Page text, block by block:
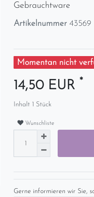
Gebrauchtware
Artikelnummer 43569
Momentan nicht
14,50 EUR *
Inhalt 1 Stück
Wunschliste
Gerne informieren wir Sie,